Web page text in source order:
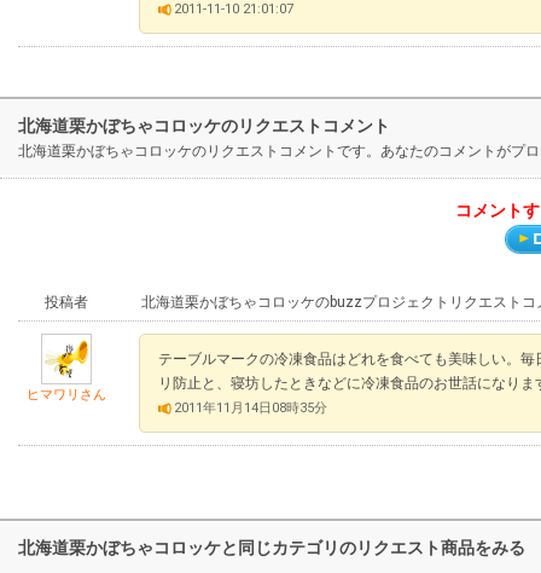
2011-11-10 21:01:07
北海道栗かぼちゃコロッケのリクエストコメント
北海道栗かぼちゃコロッケのリクエストコメントです。あなたのコメントがプ
コメント
投稿者 北海道栗かぼちゃコロッケのbuzzプロジェクトリクエストコ
ヒマワリさん
テーブルマークの冷凍食品はどれを食べても美味しい。
リ防止と、寝坊したときなどに冷凍食品のお世話になり
2011年11月14日08時35分
北海道栗かぼちゃコロッケと同じカテゴリのリクエスト商品をみる